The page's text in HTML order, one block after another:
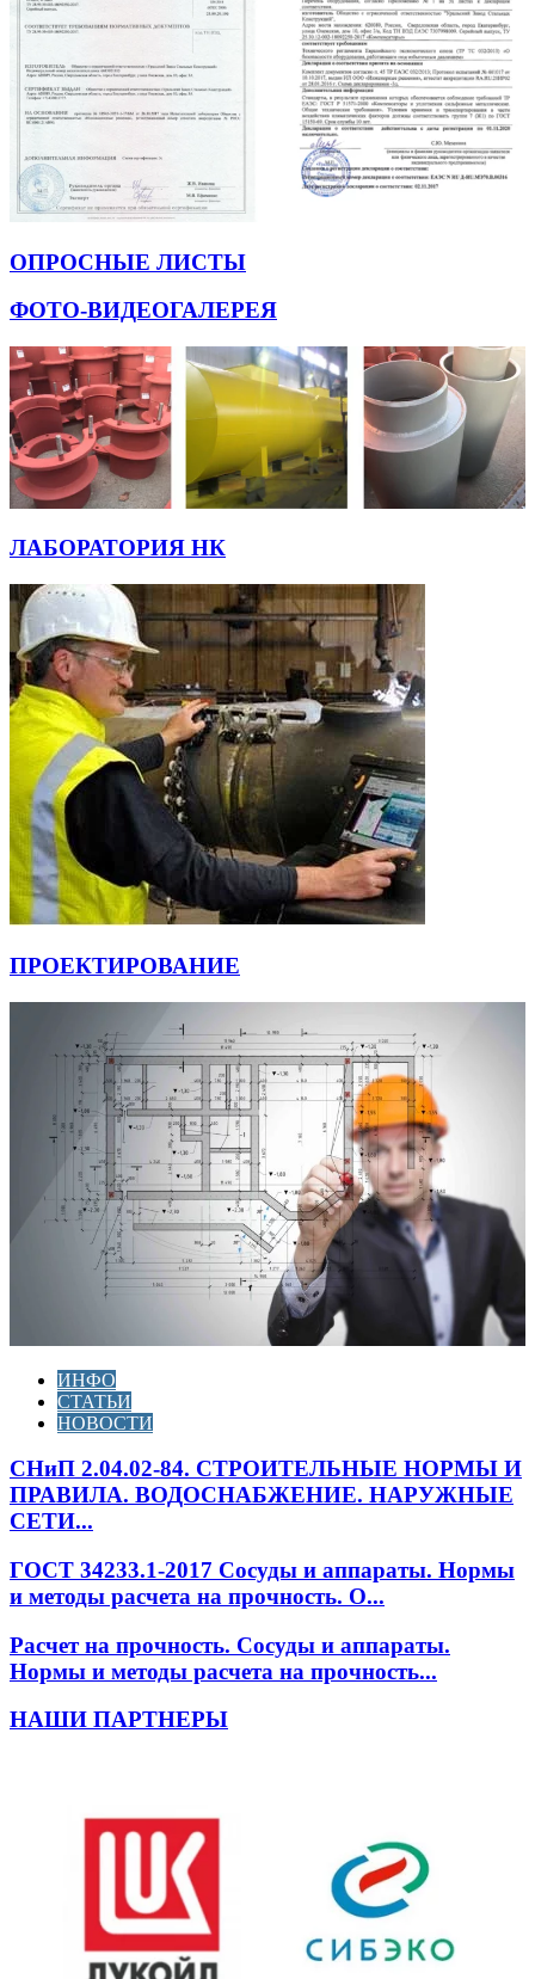
ОПРОСНЫЕ ЛИСТЫ
ФОТО-ВИДЕОГАЛЕРЕЯ
ЛАБОРАТОРИЯ НК
ПРОЕКТИРОВАНИЕ
ИНФО
СТАТЬИ
НОВОСТИ
СНиП 2.04.02-84. СТРОИТЕЛЬНЫЕ НОРМЫ И
ПРАВИЛА. ВОДОСНАБЖЕНИЕ. НАРУЖНЫЕ
СЕТИ...
ГОСТ 34233.1-2017 Сосуды и аппараты. Нормы
и методы расчета на прочность. О...
Расчет на прочность. Сосуды и аппараты.
Нормы и методы расчета на прочность...
НАШИ ПАРТНЕРЫ